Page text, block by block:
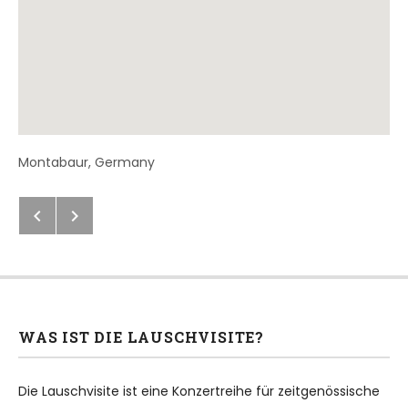
Address
Montabaur, Germany
Beitragsnavigation
Next: Lauschvisite extra in
Previous: Zöllner/Roche/De
WAS IST DIE LAUSCHVISITE?
Die Lauschvisite ist eine Konzertreihe für zeitgenössische